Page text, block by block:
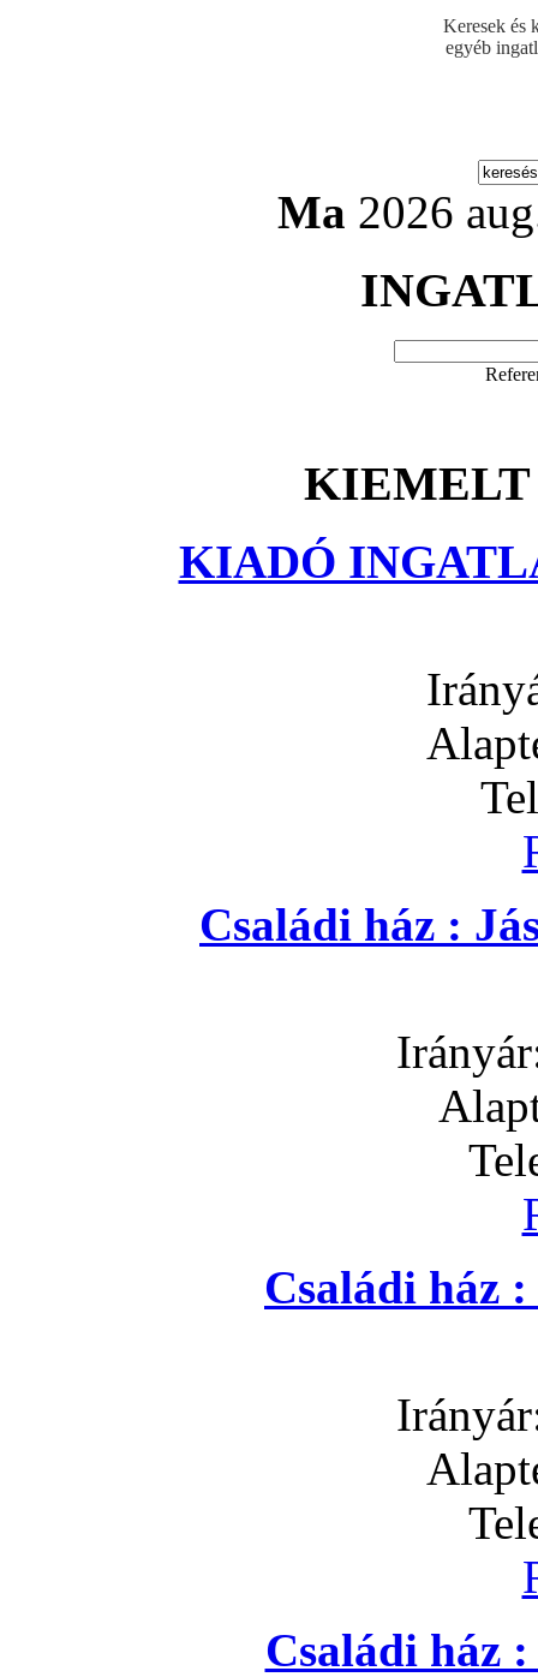
Keresek és
egyéb
Ma 2026
KIADÓ
Családi ház :
Családi ház
Családi ház